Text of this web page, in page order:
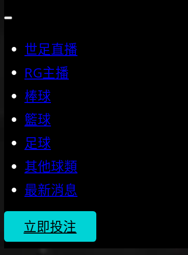
世足直播
RG主播
棒球
籃球
足球
其他球類
最新消息
立即投注